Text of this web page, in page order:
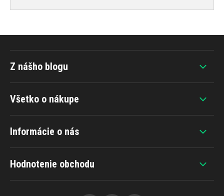
Všetko o nákupe
Informácie o nás
Hodnotenie obchodu
Z nášho blogu